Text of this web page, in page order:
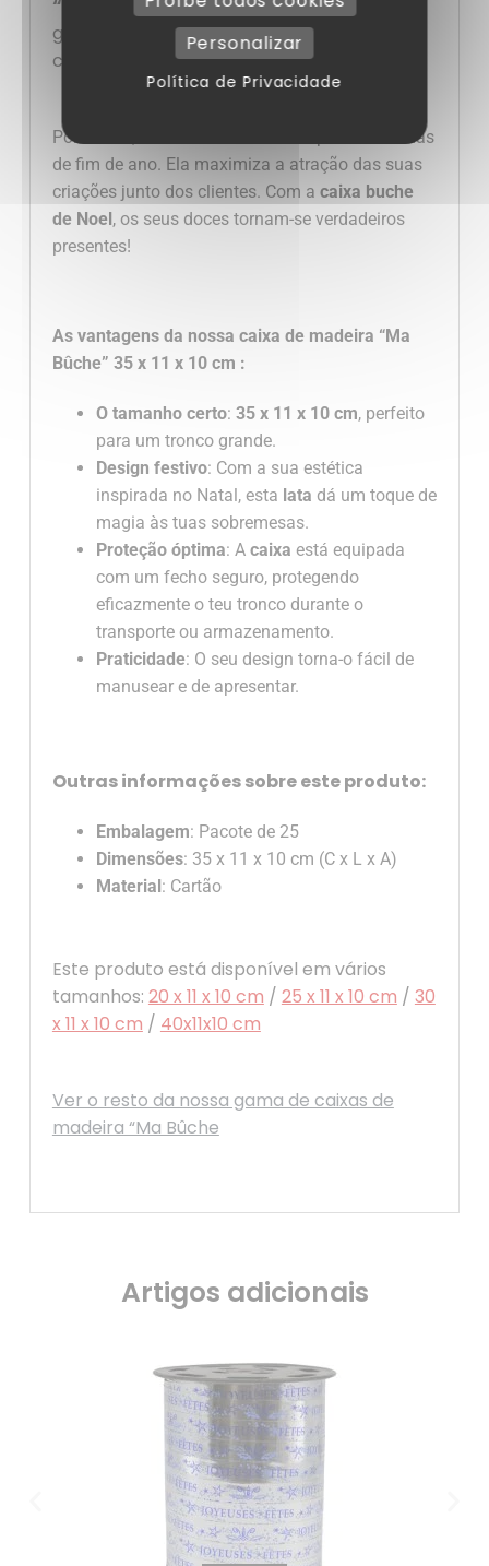
“Ma bûche“é a escolha perfeita para
garantir a satisfação e a fidelidade dos seus
clientes.
Por último, esta
é um trunfo para as vendas
de fim de ano. Ela maximiza a atração das suas
criações junto dos clientes. Com a caixa buche
de Noel , os seus doces tornam-se verdadeiros
presentes!
As vantagens da nossa caixa de madeira “Ma
Bûche” 35 x 11 x 10 cm :
O tamanho certo: 35 x 11 x 10 cm, perfeito
para um tronco grande.
Design festivo: Com a sua estética
inspirada no Natal, esta lata dá um toque de
magia às tuas sobremesas.
Proteção óptima: A caixa está equipada
com um fecho seguro, protegendo
eficazmente o teu tronco durante o
transporte ou armazenamento.
Praticidade: O seu design torna-o fácil de
manusear e de apresentar.
Outras informações sobre este produto:
Embalagem: Pacote de 25
Dimensões: 35 x 11 x 10 cm (C x L x A)
Material : Cartão
Este produto está disponível em vários
tamanhos: 20 x 11 x 10 cm / 25 x 11 x 10 cm / 30
x 11 x 10 cm / 40x11x10 cm
Ver o resto da nossa gama de caixas de
madeira “Ma Bûche
Artigos adicionais
Personalizar
Política de Privacidade